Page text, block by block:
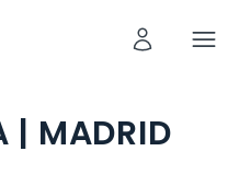
| MADRID